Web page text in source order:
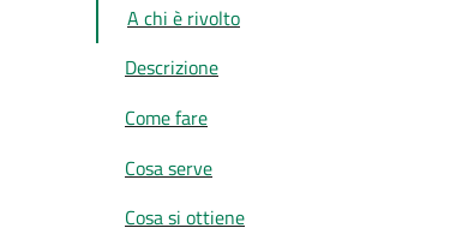
A chi è rivolto
Descrizione
Come fare
Cosa serve
Cosa si ottiene